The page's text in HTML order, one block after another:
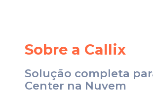
Sobre a Callix
Solução completa
Center na Nuvem